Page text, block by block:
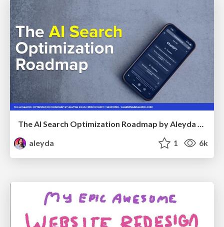
The AI Search Optimization Roadmap by Aleyda Solis
aleyda
1 6k